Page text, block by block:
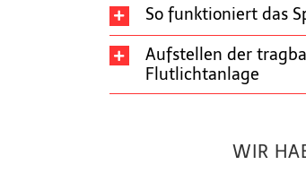
So funktioniert das
Aufstellen der
Flutlichtanlage
WIR